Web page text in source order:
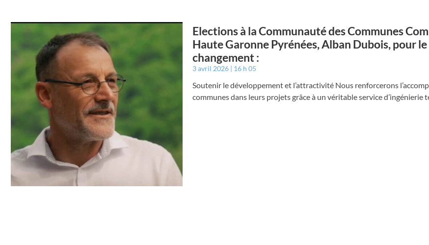
Elections à la Communauté des Communes
Haute Garonne Pyrénées, Alban Dubois, pour le
changement :
3 avril 2026 16 h 05
Soutenir le développement et l’attractivité Nous renforcerons
communes dans leurs projets grâce à un véritable service d’ingénierie